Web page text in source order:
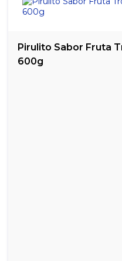
Pirulito Sabor Fruta
600g